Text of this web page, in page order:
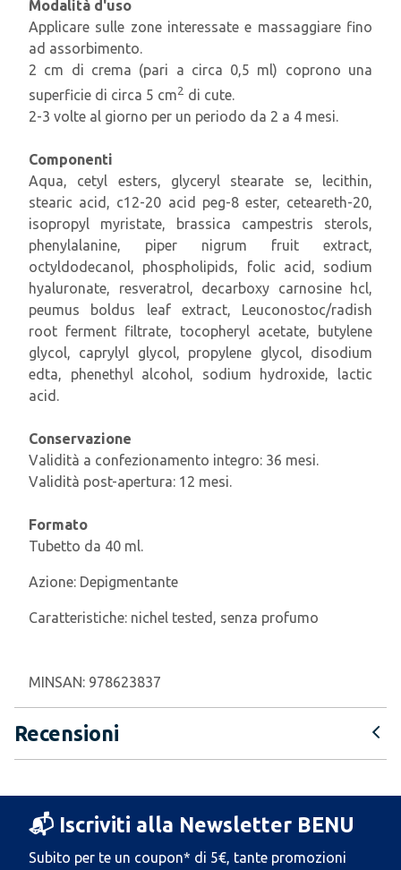
Modalità d'uso
Applicare sulle zone interessate e massaggiare fino
ad assorbimento.
2 cm di crema (pari a circa 0,5 ml) coprono una
superficie di circa 5 cm2 di cute.
2-3 volte al giorno per un periodo da 2 a 4 mesi.
Componenti
Aqua, cetyl esters, glyceryl stearate se, lecithin,
stearic acid, c12-20 acid peg-8 ester, ceteareth-20,
isopropyl myristate, brassica campestris sterols,
phenylalanine, piper nigrum fruit extract,
octyldodecanol, phospholipids, folic acid, sodium
hyaluronate, resveratrol, decarboxy carnosine hcl,
peumus boldus leaf extract, Leuconostoc/radish
root ferment filtrate, tocopheryl acetate, butylene
glycol, caprylyl glycol, propylene glycol, disodium
edta, phenethyl alcohol, sodium hydroxide, lactic
acid.
Conservazione
Validità a confezionamento integro: 36 mesi.
Validità post-apertura: 12 mesi.
Formato
Tubetto da 40 ml.
Azione: Depigmentante
Caratteristiche: nichel tested, senza profumo
MINSAN: 978623837
Recensioni
📬 Iscriviti alla Newsletter BENU
Subito per te un coupon* di 5€, tante promozioni